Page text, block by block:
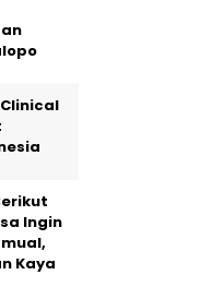
Clinical
Ingin
Kaya